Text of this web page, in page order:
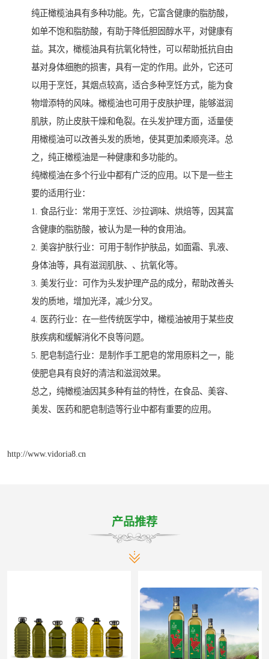
纯正橄榄油具有多种功能。先，它富含健康的脂肪酸，
如单不饱和脂肪酸，有助于降低胆固醇水平，对健康有
益。其次，橄榄油具有抗氧化特性，可以帮助抵抗自由
基对身体细胞的损害，具有一定的作用。此外，它还可
以用于烹饪，其烟点较高，适合多种烹饪方式，能为食
物增添特的风味。橄榄油也可用于皮肤护理，能够滋润
肌肤，防止皮肤干燥和龟裂。在头发护理方面，适量使
用橄榄油可以改善头发的质地，使其更加柔顺亮泽。总
之，纯正橄榄油是一种健康和多功能的。
纯橄榄油在多个行业中都有广泛的应用。以下是一些主
要的适用行业：
1. 食品行业：常用于烹饪、沙拉调味、烘焙等，因其富
含健康的脂肪酸，被认为是一种的食用油。
2. 美容护肤行业：可用于制作护肤品，如面霜、乳液、
身体油等，具有滋润肌肤、、抗氧化等。
3. 美发行业：可作为头发护理产品的成分，帮助改善头
发的质地，增加光泽，减少分叉。
4. 医药行业：在一些传统医学中，橄榄油被用于某些皮
肤疾病和缓解消化不良等问题。
5. 肥皂制造行业：是制作手工肥皂的常用原料之一，能
使肥皂具有良好的清洁和滋润效果。
总之，纯橄榄油因其多种有益的特性，在食品、美容、
美发、医药和肥皂制造等行业中都有重要的应用。
http://www.vidoria8.cn
产品推荐